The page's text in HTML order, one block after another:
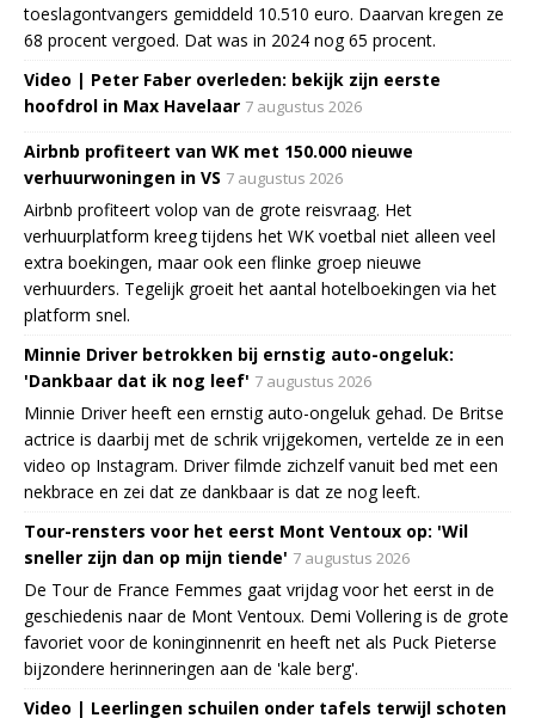
toeslagontvangers gemiddeld 10.510 euro. Daarvan kregen ze
68 procent vergoed. Dat was in 2024 nog 65 procent.
Video | Peter Faber overleden: bekijk zijn eerste
hoofdrol in Max Havelaar 7 augustus 2026
Airbnb profiteert van WK met 150.000 nieuwe
verhuurwoningen in VS 7 augustus 2026
Airbnb profiteert volop van de grote reisvraag. Het
verhuurplatform kreeg tijdens het WK voetbal niet alleen veel
extra boekingen, maar ook een flinke groep nieuwe
verhuurders. Tegelijk groeit het aantal hotelboekingen via het
platform snel.
Minnie Driver betrokken bij ernstig auto-ongeluk:
'Dankbaar dat ik nog leef' 7 augustus 2026
Minnie Driver heeft een ernstig auto-ongeluk gehad. De Britse
actrice is daarbij met de schrik vrijgekomen, vertelde ze in een
video op Instagram. Driver filmde zichzelf vanuit bed met een
nekbrace en zei dat ze dankbaar is dat ze nog leeft.
Tour-rensters voor het eerst Mont Ventoux op: 'Wil
sneller zijn dan op mijn tiende' 7 augustus 2026
De Tour de France Femmes gaat vrijdag voor het eerst in de
geschiedenis naar de Mont Ventoux. Demi Vollering is de grote
favoriet voor de koninginnenrit en heeft net als Puck Pieterse
bijzondere herinneringen aan de 'kale berg'.
Video | Leerlingen schuilen onder tafels terwijl schoten